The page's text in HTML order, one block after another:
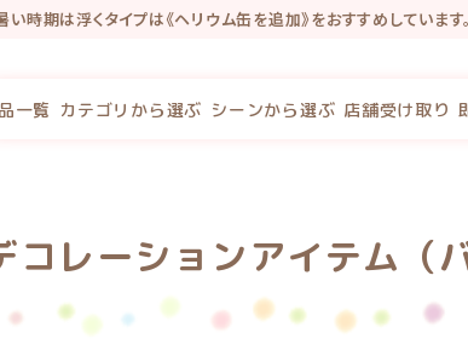
時期は浮くタイプは《ヘリウム缶を追加》をおすすめしていま
ンショップにリニューアルしました★ 新サイトでは『店舗受取』
念で新規会員登録で100P・既存会員様も初回新サイトログイン
一覧 カテゴリから選ぶ シーンから選ぶ 店舗受け取り
コレーションアイテム（